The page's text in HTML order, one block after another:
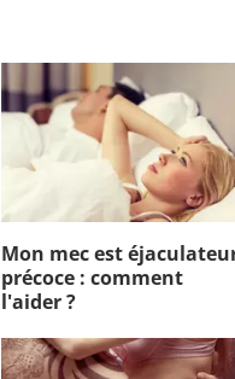
Mon mec est
précoce : comment
l'aider ?